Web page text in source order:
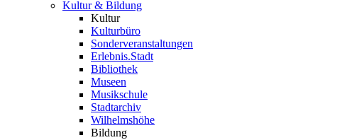
Kultur & Bildung
Kultur
Kulturbüro
Sonderveranstaltungen
Erlebnis.Stadt
Bibliothek
Museen
Musikschule
Stadtarchiv
Wilhelmshöhe
Bildung